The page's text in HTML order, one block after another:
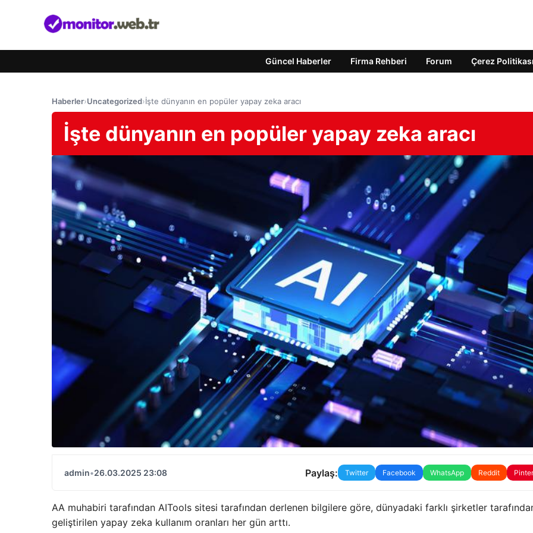
Güncel Haberler Firma Rehberi Forum Çerez Politikası
Haberler›Uncategorized›İşte dünyanın en popüler yapay zeka aracı
İşte dünyanın en popüler yapay zeka aracı
admin•26.03.2025 23:08 Paylaş: Twitter Facebook WhatsApp Reddit
AA muhabiri tarafından AITools sitesi tarafından derlenen bilgilere göre, dünyadaki farklı şirketler
geliştirilen yapay zeka kullanım oranları her gün arttı.